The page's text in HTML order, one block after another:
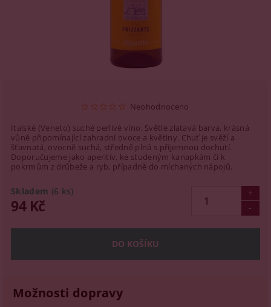
Neohodnoceno
Italské (Veneto) suché perlivé víno. Světle zlatavá barva, krásná
vůně připomínající zahradní ovoce a květiny. Chuť je svěží a
šťavnatá, ovocně suchá, středně plná s příjemnou dochutí.
Doporučujeme jako aperitiv, ke studeným kanapkám či k
pokrmům z drůbeže a ryb, případně do míchaných nápojů.
Skladem (6 ks)
94 Kč
Možnosti dopravy